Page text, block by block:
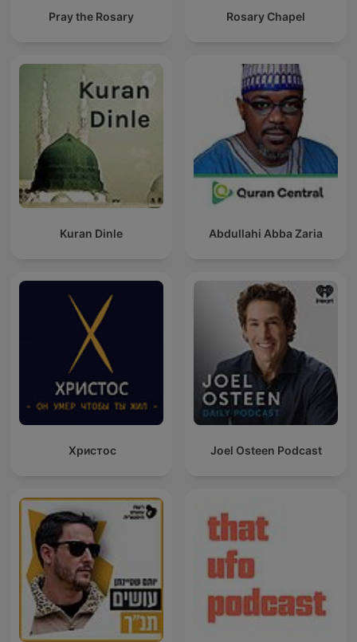
Pray the Rosary Rosary Chapel
Kuran Dinle Abdullahi Abba Zaria
Христос Joel Osteen Podcast